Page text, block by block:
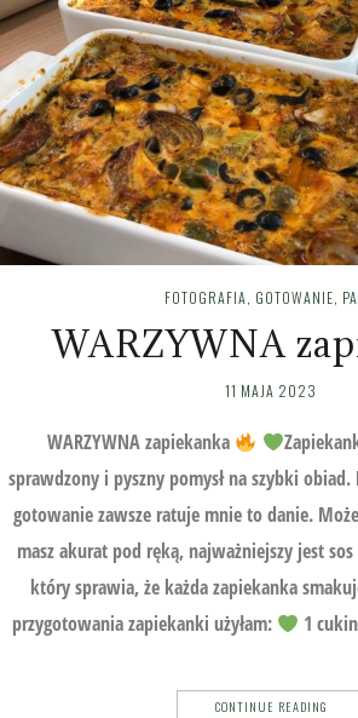
FOTOGRAFIA, GOTOWANIE,
WARZYWNA
11 MAJA 2023
WARZYWNA zapiekanka
sprawdzony i pyszny pomysł na szybki obiad.
gotowanie zawsze ratuje mnie to danie.
masz akurat pod ręką, najważniejszy jest
który sprawia, że każda zapiekanka
przygotowania zapiekanki użyłam:
1
CONTINUE READING